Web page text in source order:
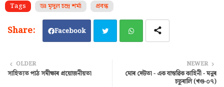
Tags ডঃ মৃদুল চন্দ্ৰ শৰ্মা প্ৰবন্ধ
Facebook
ats
NEWER
মোৰ দেউতা - এক বাস্তৱিক কাহিনী - মনুৰ
চতুৰালি (খণ্ড-০৭)
OLDER
সাহিত্যত পাঠ সমীক্ষাৰ প্ৰয়োজনীয়তা